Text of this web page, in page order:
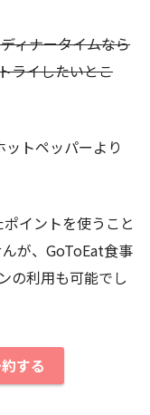
ィナータイムなら
ライしたいとこ
トペッパーより
イントを使うこと
が、GoToEat食事
の利用も可能でし
する